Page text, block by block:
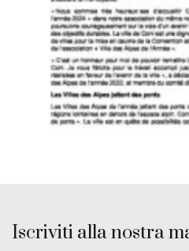
Iscriviti alla nostra